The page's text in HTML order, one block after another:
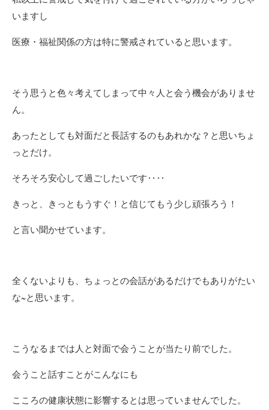
いますし
医療・福祉関係の方は特に警戒されていると思います。
そう思うと色々考えてしまって中々人と会う機会がありませ
ん。
あったとしても対面だと長話するのもあれかな？と思いちょ
っとだけ。
そろそろ安心して過ごしたいです‥‥
きっと、きっともうすぐ！と信じてもう少し頑張ろう！
と言い聞かせています。
全くないよりも、ちょっとの会話があるだけでもありがたい
な~と思います。
こうなるまでは人と対面で会うことが当たり前でした。
会うこと話すことがこんなにも
こころの健康状態に影響するとは思っていませんでした。